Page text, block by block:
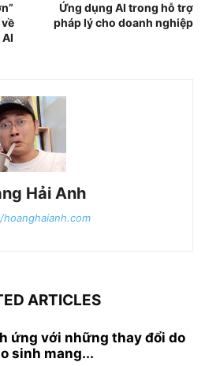
Ứng dụng AI trong hỗ trợ
pháp lý cho doanh nghiệp
Hải Anh
ARTICLES
ứng với những thay đổi do
sinh mang...